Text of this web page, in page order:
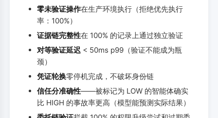
零未验证操作在生产环境执行（拒绝优先执行
率：100%）
证据链完整性在 100% 的记录上通过独立验证
对等验证延迟 < 50ms p99（验证不能成为瓶
颈）
凭证轮换零停机完成，不破坏身份链
信任分准确性——被标记为 LOW 的智能体确实
比 HIGH 的事故率更高（模型能预测实际结果）